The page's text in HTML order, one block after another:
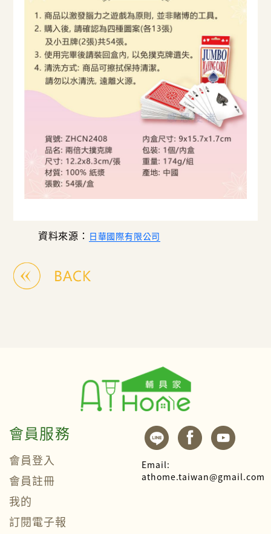
資料來源： 日華國際有限公司
會員服務
會員登入
會員註冊
我的
訂閱電子報
Email:
athome.taiwan@gmail.com